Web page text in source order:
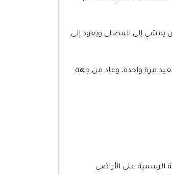
يمشي إلى المصلى ويعود إلى
مرة واحدة، وعاد من جهة
5:34 صباحاً، وقد أكدت الجهات الفلكية الرسمية على الأراضي